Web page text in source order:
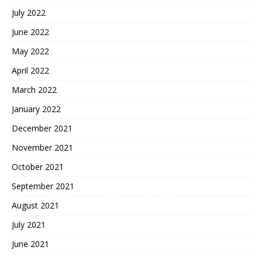
July 2022
June 2022
May 2022
April 2022
March 2022
January 2022
December 2021
November 2021
October 2021
September 2021
August 2021
July 2021
June 2021